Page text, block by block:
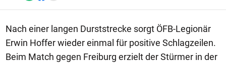
Nach einer langen Durststrecke sorgt ÖFB-Legionär
Erwin Hoffer wieder einmal für positive Schlagzeilen.
Beim Match gegen Freiburg erzielt der Stürmer in der